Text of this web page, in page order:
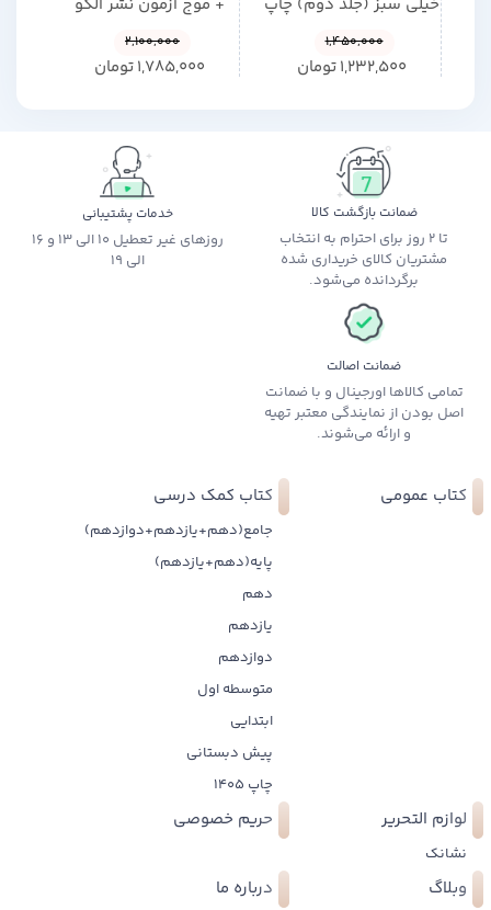
1,450,000
1,232,500تومان
2,100,000
1,785,000تومان
ضمانت بازگشت کالا
تا 2 روز برای احترام به انتخاب
مشتریان کالای خریداری شده
برگردانده می‌شود.
خدمات پشتیبانی
روزهای غیر تعطیل 10 الی 13 و 16
الی 19
ضمانت اصالت
تمامی کالاها اورجینال و با ضمانت
اصل بودن از نمایندگی معتبر تهیه
و ارائه می‌شوند.
کتاب عمومی کتاب کمک درسی
جامع(دهم+یازدهم+دوازدهم)
پایه(دهم+یازدهم)
دهم
یازدهم
دوازدهم
متوسطه اول
ابتدایی
پیش دبستانی
چاپ 1405
لوازم التحریر
نشانک
حریم خصوصی
وبلاگ درباره ما